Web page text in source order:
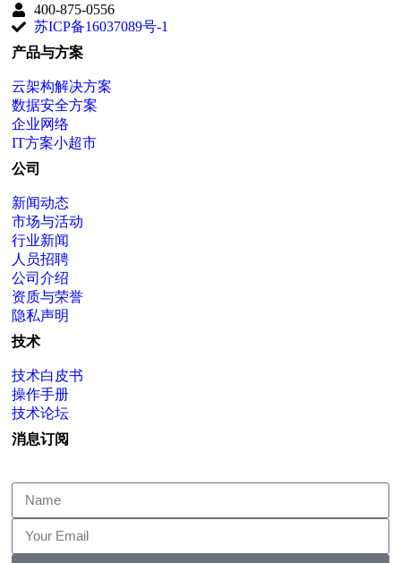
400-875-0556
苏ICP备16037089号-1
产品与方案
云架构解决方案
数据安全方案
企业网络
IT方案小超市
公司
新闻动态
市场与活动
行业新闻
人员招聘
公司介绍
资质与荣誉
隐私声明
技术
技术白皮书
操作手册
技术论坛
消息订阅